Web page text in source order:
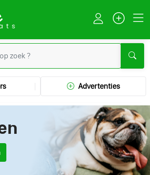
Advertenties